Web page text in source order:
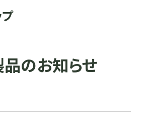
のお知らせ